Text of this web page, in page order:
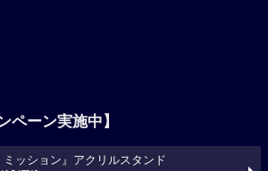
ペーン実施中】
ミッション』アクリルスタンド